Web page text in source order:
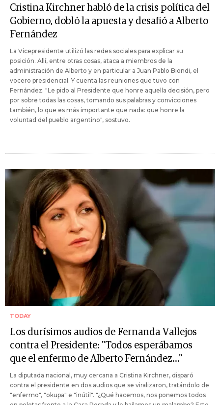
Cristina Kirchner habló de la crisis política del
Gobierno, dobló la apuesta y desafió a Alberto
Fernández
La Vicepresidente utilizó las redes sociales para explicar su
posición. Allí, entre otras cosas, ataca a miembros de la
administración de Alberto y en particular a Juan Pablo Biondi, el
vocero presidencial. Y cuenta las reuniones que tuvo con
Fernández. "Le pido al Presidente que honre aquella decisión, pero
por sobre todas las cosas, tomando sus palabras y convicciones
también, lo que es más importante que nada: que honre la
voluntad del pueblo argentino", sostuvo.
TODAY
Los durísimos audios de Fernanda Vallejos
contra el Presidente: "Todos esperábamos
que el enfermo de Alberto Fernández..."
La diputada nacional, muy cercana a Cristina Kirchner, disparó
contra el presidente en dos audios que se viralizaron, tratándolo de
"enfermo", "okupa" e "inútil". "¿Qué hacemos, nos ponemos todos